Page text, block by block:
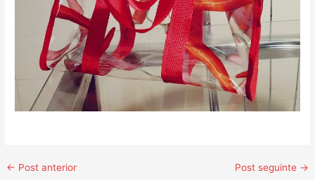
← Post anterior Post seguinte →